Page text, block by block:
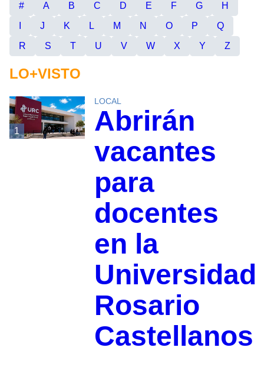
# A B C D E F G
H
J K L M N O P
Q
R
S T U V W X Y Z
LO+VISTO
1
LOCAL
Abrirán
vacantes
para
docentes
en la
Universidad
Rosario
Castellanos